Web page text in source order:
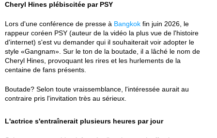
Cheryl Hines plébiscitée par PSY
Lors d'une conférence de presse à Bangkok fin juin 2026, le
rappeur coréen PSY (auteur de la vidéo la plus vue de l'histoire
d'internet) s'est vu demander qui il souhaiterait voir adopter le
style «Gangnam». Sur le ton de la boutade, il a lâché le nom de
Cheryl Hines, provoquant les rires et les hurlements de la
centaine de fans présents.
Boutade? Selon toute vraissemblance, l'intéressée aurait au
contraire pris l'invitation très au sérieux.
L'actrice s'entraînerait plusieurs heures par jour